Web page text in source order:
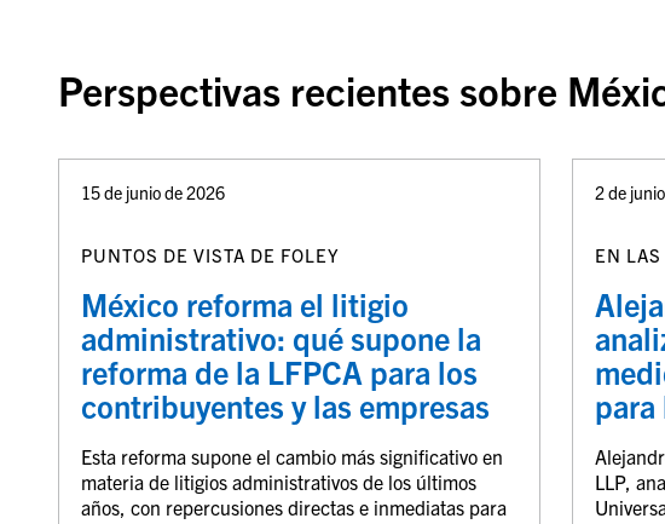
Perspectivas recientes sobre
15 de junio de 2026
PUNTOS DE VISTA DE FOLEY
México reforma el litigio
administrativo: qué supone la
reforma de la LFPCA para los
contribuyentes y las empresas
Esta reforma supone el cambio más significativo en
materia de litigios administrativos de los últimos
años, con repercusiones directas e inmediatas para
2 de
EN
para
LLP,